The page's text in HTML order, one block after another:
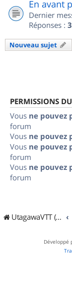
En avant
Dernier
Réponses : 3
Nouveau sujet
PERMISSIONS
Vous ne pouvez
forum
Vous ne pouvez
Vous ne pouvez
forum
Vous ne pouvez
forum
UtagawaVTT (Randos VTT et VTTAE avec traces GPS)
Développé